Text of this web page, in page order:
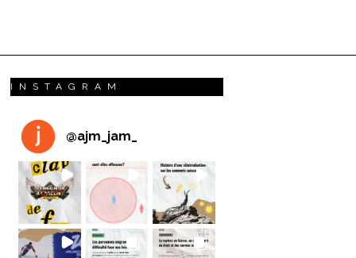
INSTAGRAM
@ajm_jam_